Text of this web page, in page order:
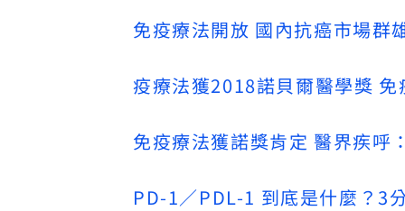
免疫療法開放 國內抗癌市場群
疫療法獲2018諾貝爾醫學獎
免疫療法獲諾獎肯定 醫界疾呼
PD-1／PDL-1 到底是什麼？3